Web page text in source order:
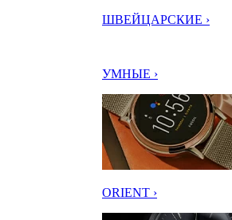
ШВЕЙЦАРСКИЕ ›
УМНЫЕ ›
ORIENT ›